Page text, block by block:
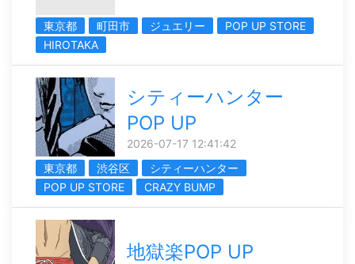
東京都 町田市 ジュエリー
POP UP STORE
HIROTAKA
シティーハンター
POP UP
2026-07-17 12:41:42
東京都
渋谷区
シティーハンター
POP UP STORE
CRAZY BUMP
地獄楽POP UP